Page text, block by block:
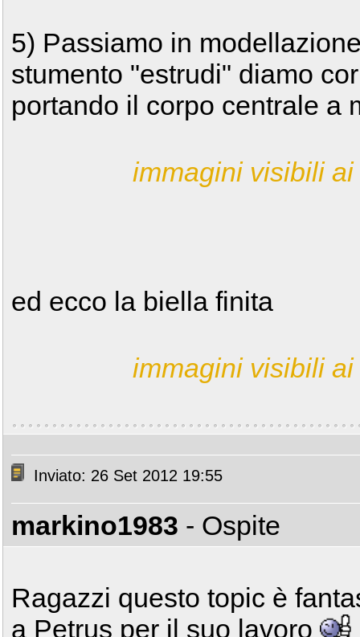
5) Passiamo in
stumento "estrudi" diamo
portando il corpo centrale a
immagini visibili
ed ecco la biella finita
immagini visibili
Inviato: 26 Set 2012 19:55
markino1983 - Ospite
Ragazzi questo topic è
a Petrus per il suo lavoro